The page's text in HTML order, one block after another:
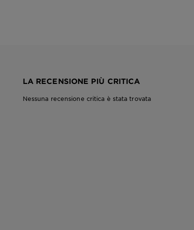
LA RECENSIONE PIÙ CRITICA
Nessuna recensione critica è stata trovata